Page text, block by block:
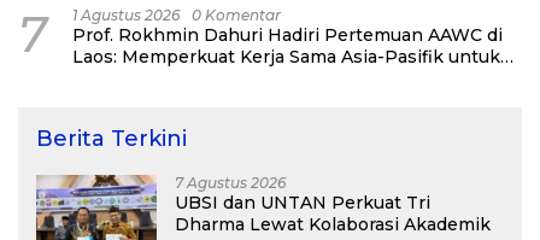
7 1 Agustus 2026 0 Komentar
Prof. Rokhmin Dahuri Hadiri Pertemuan AAWC di
Laos: Memperkuat Kerja Sama Asia-Pasifik untuk
Berita Terkini
7 Agustus 2026
UBSI dan UNTAN Perkuat Tri
Dharma Lewat Kolaborasi Akademik